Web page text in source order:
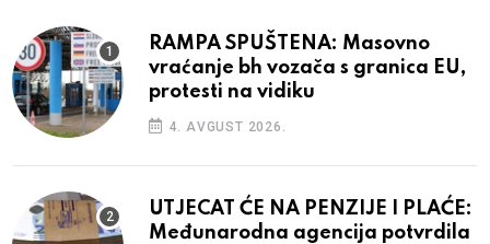
RAMPA SPUŠTENA: Masovno
vraćanje bh vozača s granica EU,
protesti na vidiku
4. AVGUST 2026.
UTJECAT ĆE NA PENZIJE I PLAĆE:
Međunarodna agencija potvrdila